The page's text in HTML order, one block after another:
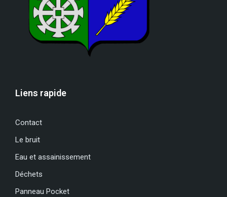
Liens rapide
Contact
Le bruit
Eau et assainissement
Déchets
Panneau Pocket